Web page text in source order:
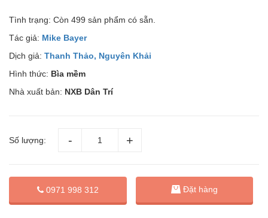
Tình trạng: Còn 499 sản phẩm có sẵn.
Tác giả: Mike Bayer
Dịch giả: Thanh Thảo, Nguyên Khải
Hình thức: Bìa mềm
Nhà xuất bản: NXB Dân Trí
Số lượng:
0971 998 312 Đặt hàng